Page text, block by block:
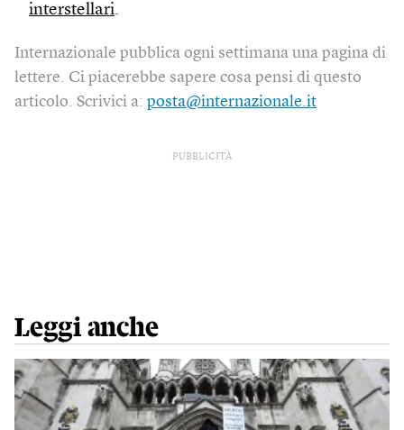
interstellari.
Internazionale pubblica ogni settimana una pagina di
lettere. Ci piacerebbe sapere cosa pensi di questo
articolo. Scrivici a: posta@internazionale.it
PUBBLICITÀ
Leggi anche